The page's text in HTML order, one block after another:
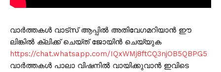
വാർത്തകൾ വാട്സ് ആപ്പിൽ അതിവേഗമറിയാൻ ഈ
ലിങ്കിൽ ക്ലിക്ക് ചെയ്ത് ജോയിൻ ചെയ്യുക
https://chat.whatsapp.com/IQxWMj8ftCQ3njOB5QBPG5
വാർത്തകൾ പാലാ വിഷനിൽ വായിക്കുവാൻ ഇവിടെ